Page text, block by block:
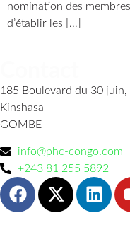
nomination des
d’établir les […]
185 Boulevard du 30 juin,
Kinshasa
GOMBE
info@phc-congo.com
+243 81 255 5892